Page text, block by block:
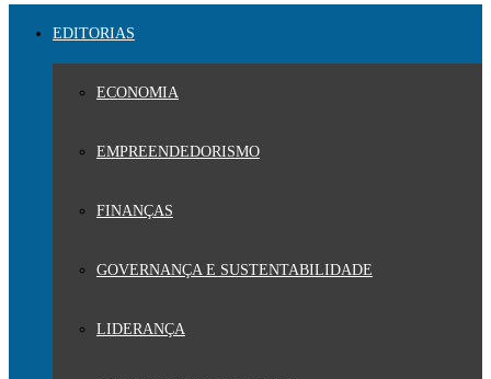
EDITORIAS
ECONOMIA
EMPREENDEDORISMO
FINANÇAS
GOVERNANÇA E SUSTENTABILIDADE
LIDERANÇA